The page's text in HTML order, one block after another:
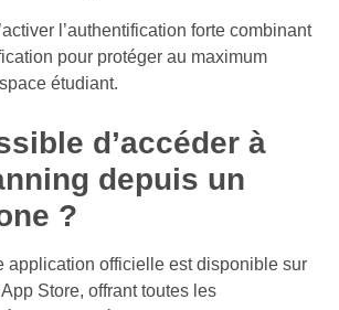
l’authentification forte combinant
pour protéger au maximum
étudiant.
d’accéder à
depuis un
?
application officielle est disponible sur
Store, offrant toutes les